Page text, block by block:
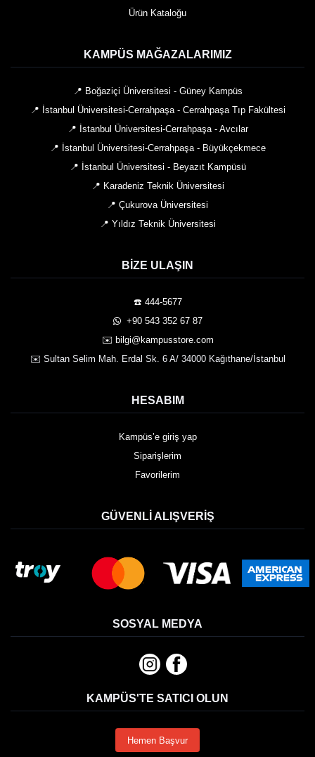
Ürün Kataloğu
KAMPÜS MAĞAZALARIMIZ
📍 Boğaziçi Üniversitesi - Güney Kampüs
📍 İstanbul Üniversitesi-Cerrahpaşa - Cerrahpaşa Tıp Fakültesi
📍 İstanbul Üniversitesi-Cerrahpaşa - Avcılar
📍 İstanbul Üniversitesi-Cerrahpaşa - Büyükçekmece
📍 İstanbul Üniversitesi - Beyazıt Kampüsü
📍 Karadeniz Teknik Üniversitesi
📍 Çukurova Üniversitesi
📍 Yıldız Teknik Üniversitesi
BIZE ULAŞIN
☎️ 444-5677
️ +90 543 352 67 87
✉️ bilgi@kampusstore.com
✉️ Sultan Selim Mah. Erdal Sk. 6 A/ 34000 Kağıthane/İstanbul
HESABIM
Kampüs’e giriş yap
Siparişlerim
Favorilerim
GÜVENLI ALIŞVERIŞ
SOSYAL MEDYA
KAMPÜS'TE SATICI OLUN
Hemen Başvur